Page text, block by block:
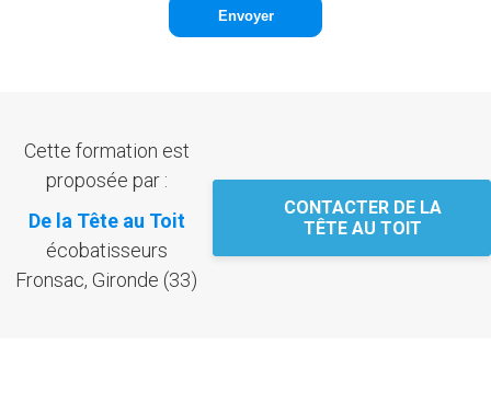
Cette formation est
proposée par :
De la Tête au Toit
écobatisseurs
Fronsac, Gironde (33)
CONTACTER DE LA
TÊTE AU TOIT